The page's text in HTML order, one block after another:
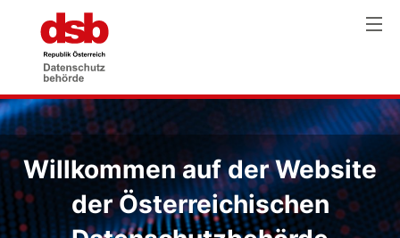
Willkommen auf der Website
der Österreichischen